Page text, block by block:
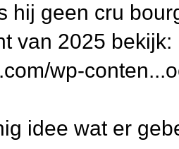
hij geen cru
van 2025 bekijk:
wp-
idee wat er